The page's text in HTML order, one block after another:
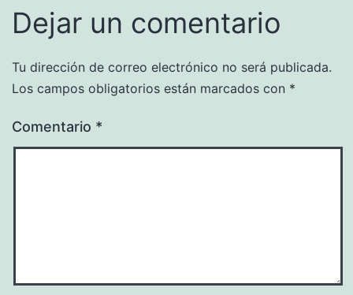
Dejar un comentario
Tu dirección de correo electrónico no será publicada.
Los campos obligatorios están marcados con *
Comentario *